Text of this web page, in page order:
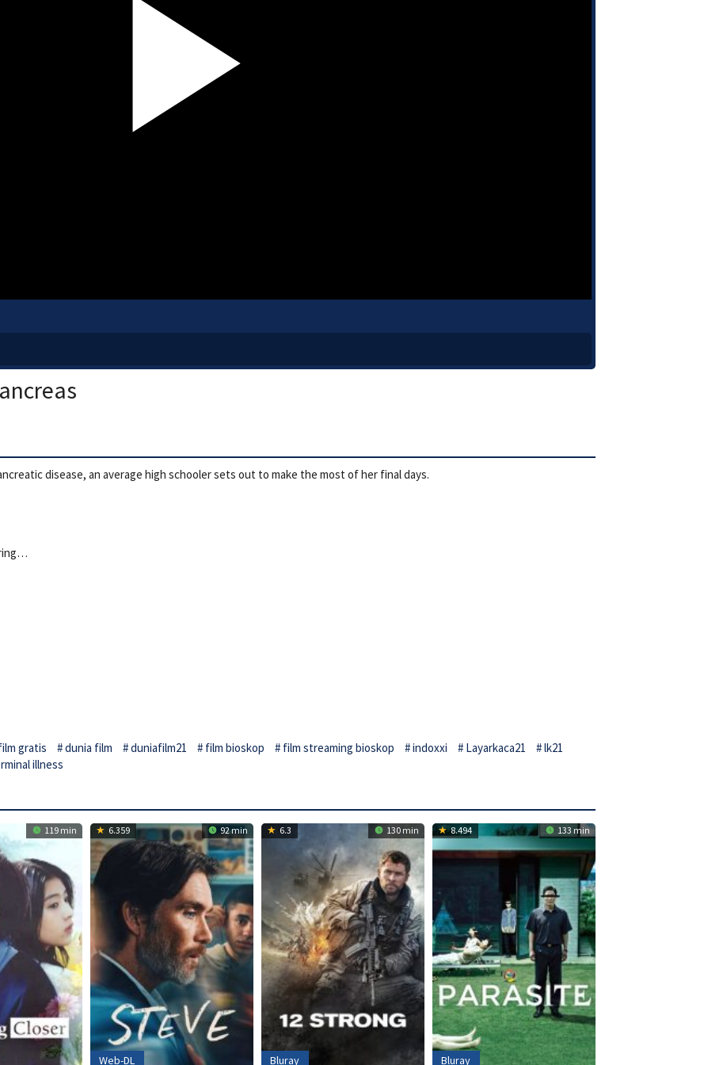
disease, an average high schooler sets out to make the most of her final days.
gratis dunia film duniafilm21 film bioskop film streaming bioskop indoxxi Layarkaca21
lk21
illness
119 min 6.359 92 min
Web-DL
6.3 130 min
Bluray
8.494 133 min
Bluray